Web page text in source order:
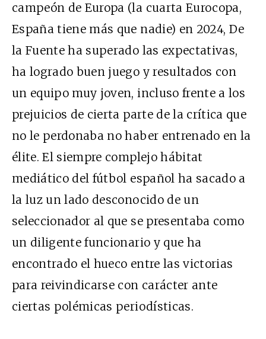
campeón de Europa (la cuarta Eurocopa,
España tiene más que nadie) en 2024, De
la Fuente ha superado las expectativas,
ha logrado buen juego y resultados con
un equipo muy joven, incluso frente a los
prejuicios de cierta parte de la crítica que
no le perdonaba no haber entrenado en la
élite. El siempre complejo hábitat
mediático del fútbol español ha sacado a
la luz un lado desconocido de un
seleccionador al que se presentaba como
un diligente funcionario y que ha
encontrado el hueco entre las victorias
para reivindicarse con carácter ante
ciertas polémicas periodísticas.